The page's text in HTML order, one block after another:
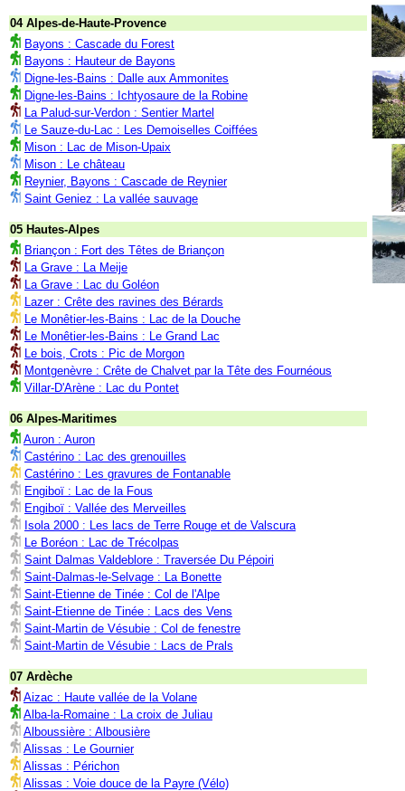
04 Alpes-de-Haute-Provence
Bayons : Cascade du Forest
Bayons : Hauteur de Bayons
Digne-les-Bains : Dalle aux Ammonites
Digne-les-Bains : Ichtyosaure de la Robine
La Palud-sur-Verdon : Sentier Martel
Le Sauze-du-Lac : Les Demoiselles Coiffées
Mison : Lac de Mison-Upaix
Mison : Le château
Reynier, Bayons : Cascade de Reynier
Saint Geniez : La vallée sauvage
05 Hautes-Alpes
Briançon : Fort des Têtes de Briançon
La Grave : La Meije
La Grave : Lac du Goléon
Lazer : Crête des ravines des Bérards
Le Monêtier-les-Bains : Lac de la Douche
Le Monêtier-les-Bains : Le Grand Lac
Le bois, Crots : Pic de Morgon
Montgenèvre : Crête de Chalvet par la Tête des Fournéous
Villar-D'Arène : Lac du Pontet
06 Alpes-Maritimes
Auron : Auron
Castérino : Lac des grenouilles
Castérino : Les gravures de Fontanable
Engiboï : Lac de la Fous
Engiboï : Vallée des Merveilles
Isola 2000 : Les lacs de Terre Rouge et de Valscura
Le Boréon : Lac de Trécolpas
Saint Dalmas Valdeblore : Traversée Du Pépoiri
Saint-Dalmas-le-Selvage : La Bonette
Saint-Etienne de Tinée : Col de l'Alpe
Saint-Etienne de Tinée : Lacs des Vens
Saint-Martin de Vésubie : Col de fenestre
Saint-Martin de Vésubie : Lacs de Prals
07 Ardèche
Aizac : Haute vallée de la Volane
Alba-la-Romaine : La croix de Juliau
Alboussière : Albousière
Alissas : Le Gournier
Alissas : Périchon
Alissas : Voie douce de la Payre (Vélo)